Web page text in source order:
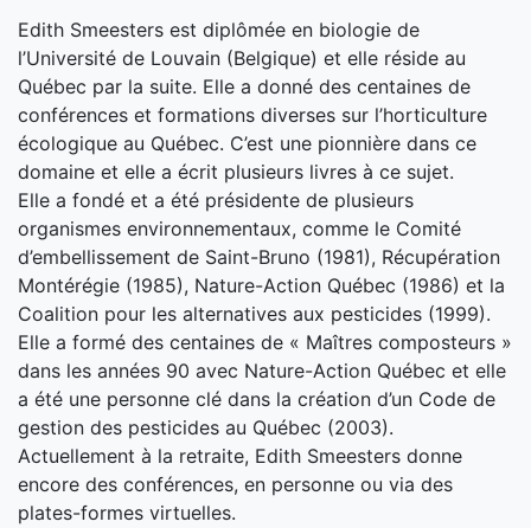
Edith Smeesters est diplômée en biologie de
l’Université de Louvain (Belgique) et elle réside au
Québec par la suite. Elle a donné des centaines de
conférences et formations diverses sur l’horticulture
écologique au Québec. C’est une pionnière dans ce
domaine et elle a écrit plusieurs livres à ce sujet.
Elle a fondé et a été présidente de plusieurs
organismes environnementaux, comme le Comité
d’embellissement de Saint-Bruno (1981), Récupération
Montérégie (1985), Nature-Action Québec (1986) et la
Coalition pour les alternatives aux pesticides (1999).
Elle a formé des centaines de « Maîtres composteurs »
dans les années 90 avec Nature-Action Québec et elle
a été une personne clé dans la création d’un Code de
gestion des pesticides au Québec (2003).
Actuellement à la retraite, Edith Smeesters donne
encore des conférences, en personne ou via des
plates-formes virtuelles.